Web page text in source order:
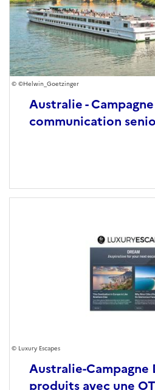
Australie -
communication
©Helwin_Goetzinger
Australie-Campagne
produits avec une
Luxury Escapes